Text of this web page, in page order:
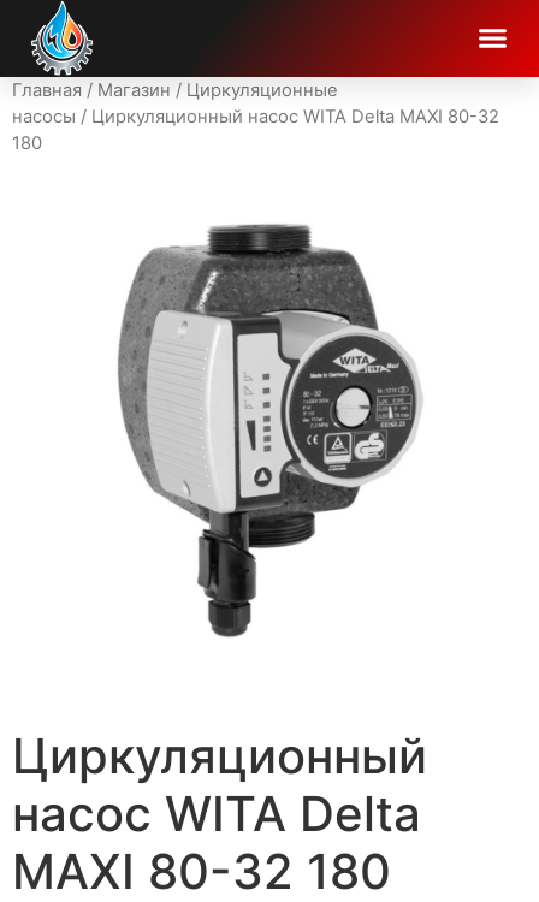
Главная / Магазин / Циркуляционные
насосы / Циркуляционный насос WITA Delta MAXI 80-32
180
Циркуляционный
насос WITA Delta
MAXI 80-32 180